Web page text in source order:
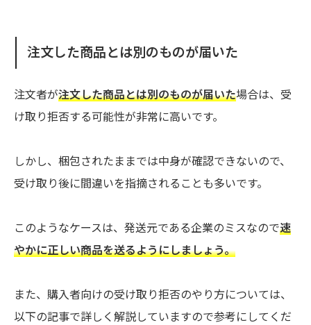
注文した商品とは別のものが届いた
注文者が注文した商品とは別のものが届いた場合は、受
け取り拒否する可能性が非常に高いです。
しかし、梱包されたままでは中身が確認できないので、
受け取り後に間違いを指摘されることも多いです。
このようなケースは、発送元である企業のミスなので速
やかに正しい商品を送るようにしましょう。
また、購入者向けの受け取り拒否のやり方については、
以下の記事で詳しく解説していますので参考にしてくだ